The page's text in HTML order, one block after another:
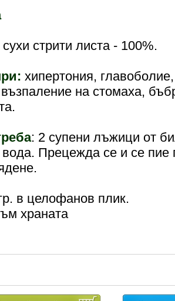
сухи стрити листа - 100%.
хипертония,
на стомаха,
: 2 супени лъжици от
Прецежда се и се пие
в целофанов плик.
храната